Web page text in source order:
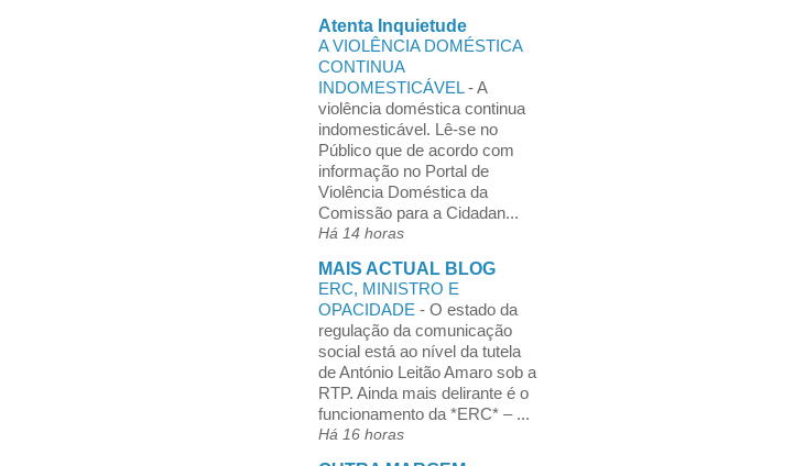
Atenta Inquietude
A VIOLÊNCIA DOMÉSTICA
CONTINUA
INDOMESTICÁVEL-A
violência doméstica continua
indomesticável. Lê-se no
Público que de acordo com
informação no Portal de
Violência Doméstica da
Comissão para a Cidadan...
Há 14 horas
MAIS ACTUAL BLOG
ERC, MINISTRO E
OPACIDADE - O estado da
regulação da comunicação
social está ao nível da tutela
de António Leitão Amaro sob a
RTP. Ainda mais delirante é o
funcionamento da *ERC* – ...
Há 16 horas